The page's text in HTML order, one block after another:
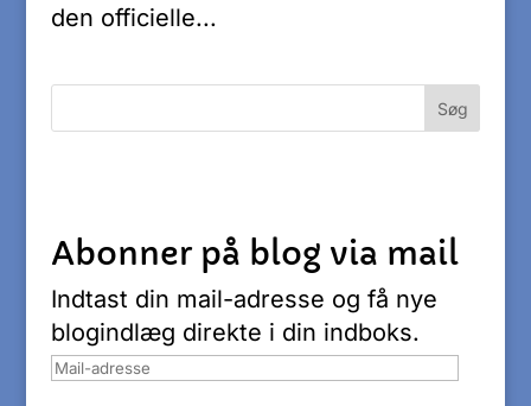
den officielle...
Abonner på blog via mail
Indtast din mail-adresse og få nye
blogindlæg direkte i din indboks.
Mail-